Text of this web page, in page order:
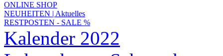
ONLINE SHOP
NEUHEITEN | Aktuelles
RESTPOSTEN - SALE %
Kalender 2022